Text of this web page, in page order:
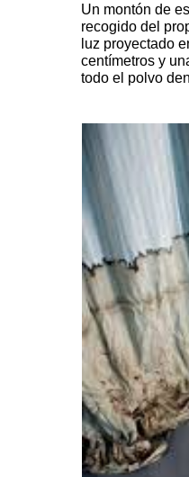
Un montón de
recogido del
luz proyectado
centímetros y
todo el polvo